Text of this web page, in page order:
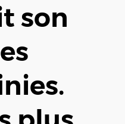
son